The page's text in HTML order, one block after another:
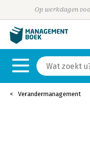
Op werkdagen
Verandermanagement